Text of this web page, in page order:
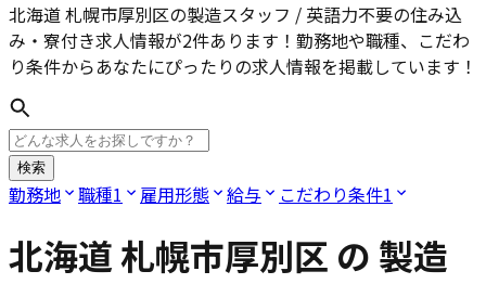
北海道 札幌市厚別区の製造スタッフ / 英語力不要の住み込
み・寮付き求人情報が2件あります！勤務地や職種、こだわ
り条件からあなたにぴったりの求人情報を掲載しています！
検索
勤務地 職種1 雇用形態 給与 こだわり条件1
北海道 札幌市厚別区 の 製造